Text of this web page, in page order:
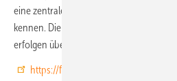
eine zentrale Rolle, da sie den jeweiligen
kennen. Die intelligente Verteilung und
erfolgen über eine KI-gestützte Plattform.
https://flexhome.energy